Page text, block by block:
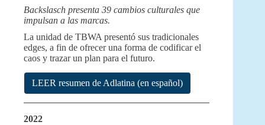
Backslasch presenta 39 cambios culturales que
impulsan a las marcas.
La unidad de TBWA presentó sus tradicionales
edges, a fin de ofrecer una forma de codificar el
caos y trazar un plan para el futuro.
LEER resumen de Adlatina (en español)
2022